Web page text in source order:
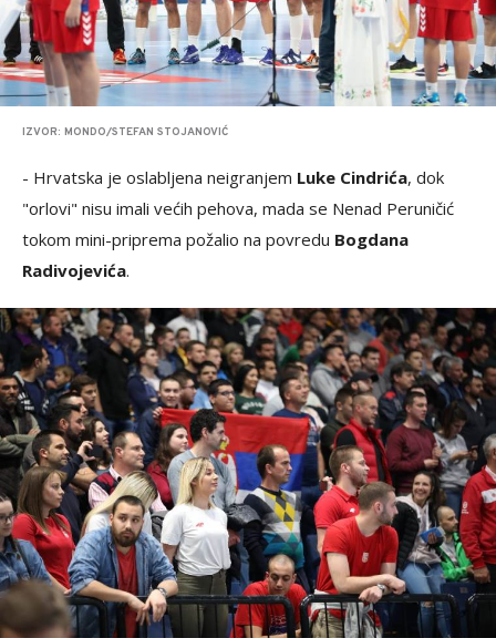
IZVOR: MONDO/STEFAN STOJANOVIĆ
- Hrvatska je oslabljena neigranjem Luke Cindrića, dok
"orlovi" nisu imali većih pehova, mada se Nenad Peruničić
tokom mini-priprema požalio na povredu Bogdana
Radivojevića.